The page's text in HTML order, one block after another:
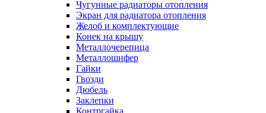
Чугунные радиаторы отопления
Экран для радиатора отопления
Желоб и комплектующие
Конек на крышу
Металлочерепица
Металлошифер
Гайки
Гвозди
Дюбель
Заклепки
Контргайка